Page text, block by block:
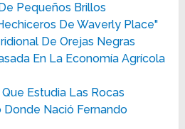
Pequeños Brillos
De Waverly Place"
De Orejas Negras
En La Economía Agrícola
Estudia Las Rocas
Nació Fernando